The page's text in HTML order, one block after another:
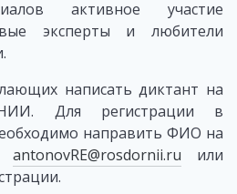
активное участие
эксперты и любители
написать диктант на
Для регистрации в
направить ФИО на
antonovRE@rosdornii.ru или